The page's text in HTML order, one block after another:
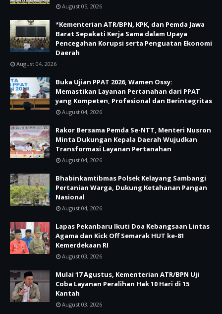
August 05, 2026
*Kementerian ATR/BPN, KPK, dan Pemda Jawa
Barat Sepakati Kerja Sama dalam Upaya
Pencegahan Korupsi serta Penguatan Ekonomi
Daerah
August 04, 2026
Buka Ujian PPAT 2026, Wamen Ossy:
Memastikan Layanan Pertanahan dari PPAT
yang Kompeten, Profesional dan Berintegritas
August 04, 2026
Rakor Bersama Pemda Se-NTT, Menteri Nusron
Minta Dukungan Kepala Daerah Wujudkan
Transformasi Layanan Pertanahan
August 04, 2026
Bhabinkamtibmas Polsek Kelayang Sambangi
Pertanian Warga, Dukung Ketahanan Pangan
Nasional
August 04, 2026
Lapas Pekanbaru Ikuti Doa Kebangsaan Lintas
Agama dan Kick Off Semarak HUT ke-81
Kemerdekaan RI
August 03, 2026
Mulai 17 Agustus, Kementerian ATR/BPN Uji
Coba Layanan Peralihan Hak 10 Hari di 15
Kantah
August 03, 2026